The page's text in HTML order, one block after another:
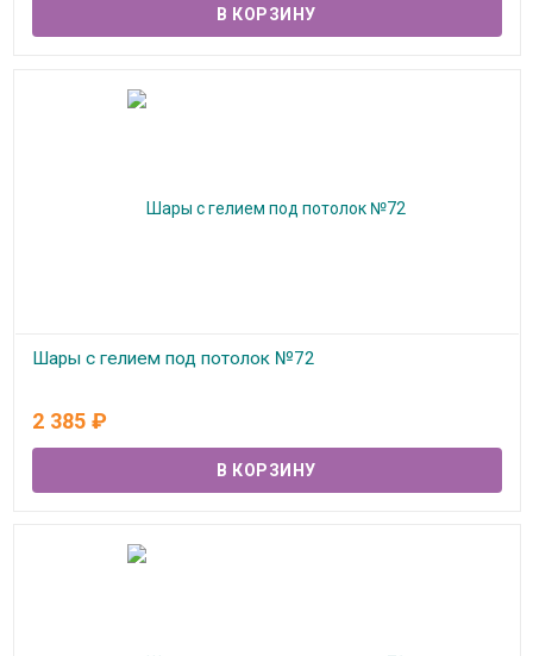
Шары с гелием под потолок №72
2 385 ₽